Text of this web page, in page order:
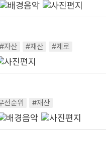
#자산 #재산 #제로
선순위 #재산